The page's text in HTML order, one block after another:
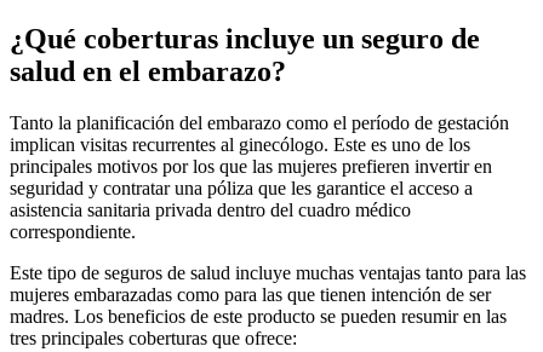
¿Qué coberturas incluye un seguro de
salud en el embarazo?
Tanto la planificación del embarazo como el período de gestación
implican visitas recurrentes al ginecólogo. Este es uno de los
principales motivos por los que las mujeres prefieren invertir en
seguridad y contratar una póliza que les garantice el acceso a
asistencia sanitaria privada dentro del cuadro médico
correspondiente.
Este tipo de seguros de salud incluye muchas ventajas tanto para las
mujeres embarazadas como para las que tienen intención de ser
madres. Los beneficios de este producto se pueden resumir en las
tres principales coberturas que ofrece: